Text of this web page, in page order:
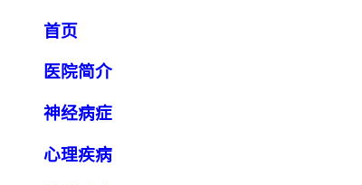
首页
医院简介
神经病症
心理疾病